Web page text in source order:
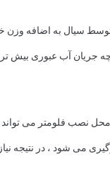
سیال به اضافه وزن
آب عبوری بیش تر
فلومتر می تواند
می شود ، در نتیجه